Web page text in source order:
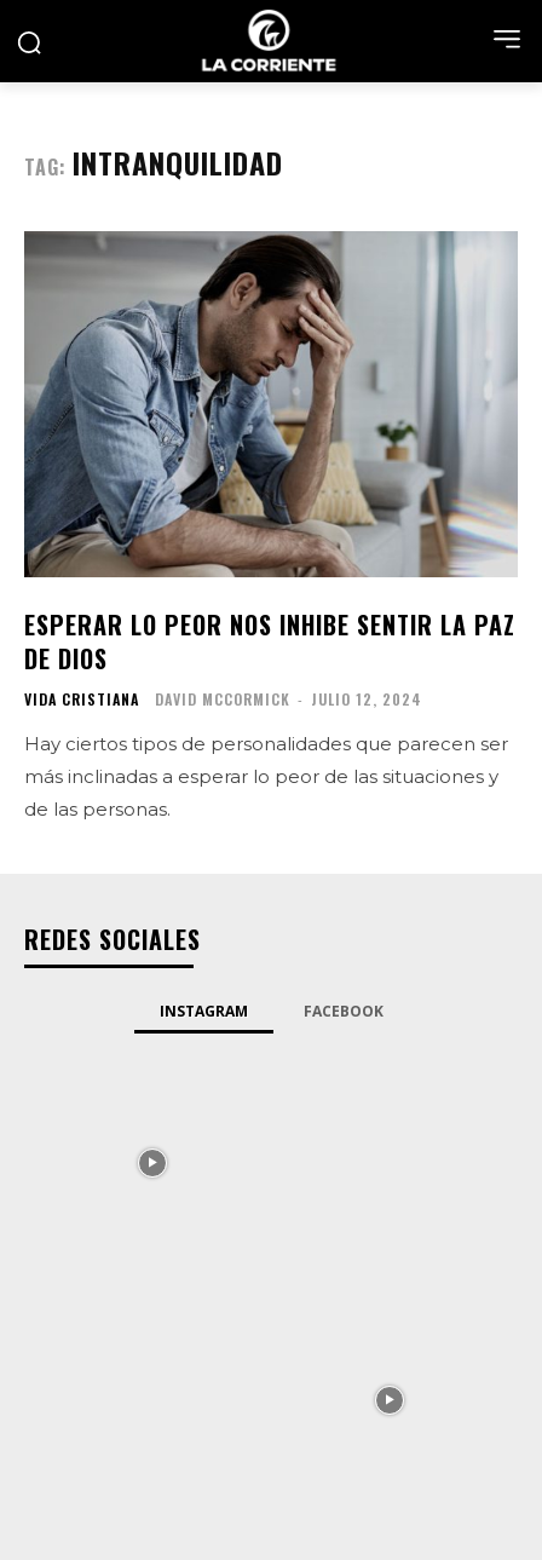
TAG: INTRANQUILIDAD
ESPERAR LO PEOR NOS INHIBE SENTIR LA PAZ
DE DIOS
VIDA CRISTIANA DAVID MCCORMICK - JULIO 12, 2024
Hay ciertos tipos de personalidades que parecen ser
más inclinadas a esperar lo peor de las situaciones y
de las personas.
REDES SOCIALES
INSTAGRAM FACEBOOK